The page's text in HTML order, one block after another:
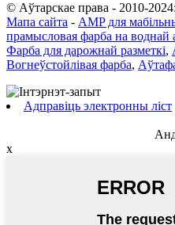
© Аўтарскае права - 2010-
Мапа сайта - AMP для
прамысловая фарба на воднай
Фарба для дарожнай разметкі,
Вогнеўстойлівая фарба,
Адправіць электронны ліст
x